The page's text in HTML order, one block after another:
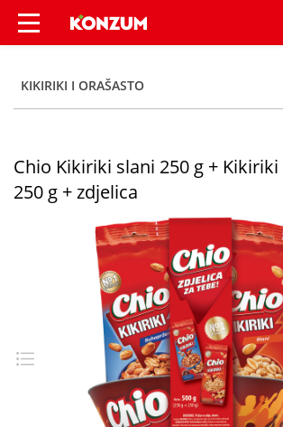
Chio Kikiriki slani 250 g +
KIKIRIKI I ORAŠASTO
Chio Kikiriki slani 250 g +
250 g + zdjelica